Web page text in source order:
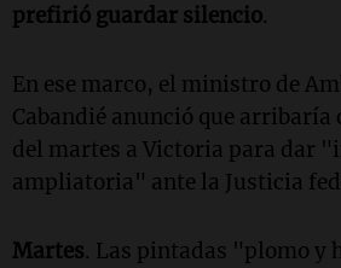
prefirió guardar silencio.
En ese marco, el ministro de
Cabandié anunció que arribaría
del martes a Victoria para dar
ampliatoria" ante la Justicia
Martes. Las pintadas "plomo y